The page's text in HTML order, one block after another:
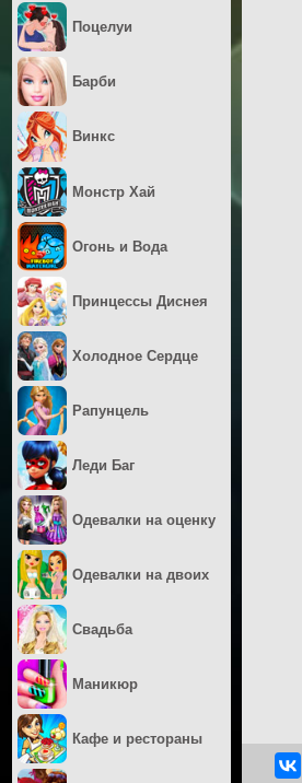
Поцелуи
Барби
Винкс
Монстр Хай
Огонь и Вода
Принцессы Диснея
Холодное Сердце
Рапунцель
Леди Баг
Одевалки на оценку
Одевалки на двоих
Свадьба
Маникюр
Кафе и рестораны